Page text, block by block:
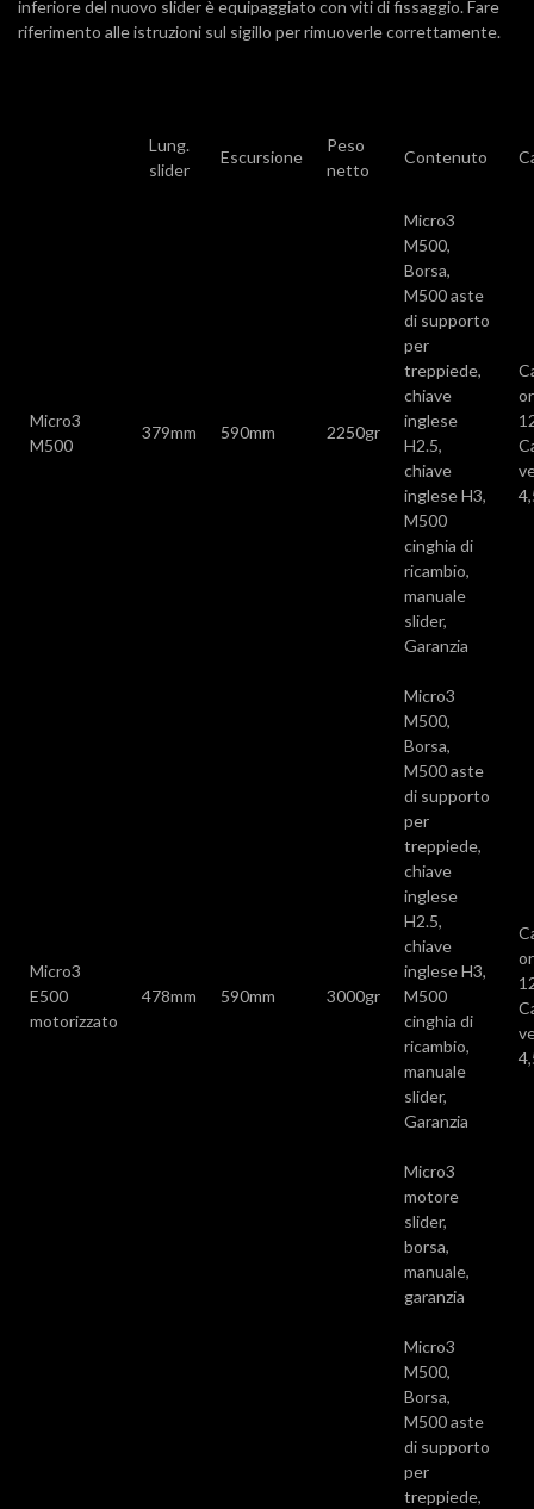
inferiore del nuovo slider è equipaggiato con viti di fissaggio. Fare
riferimento alle istruzioni sul sigillo per rimuoverle correttamente.
Lung.
slider
Escursione
Peso
netto
Contenuto
Micro3
M500
379mm 590mm 2250gr
Micro3
M500,
Borsa,
M500 aste
di supporto
per
treppiede,
chiave
inglese
H2.5,
chiave
inglese H3,
M500
cinghia di
ricambio,
manuale
slider,
Garanzia
Micro3
E500
motorizzato
478mm 590mm 3000gr
Micro3
M500,
Borsa,
M500 aste
di supporto
per
treppiede,
chiave
inglese
H2.5,
chiave
inglese H3,
M500
cinghia di
ricambio,
manuale
slider,
Garanzia
Micro3
motore
slider,
borsa,
manuale,
garanzia
Micro3
M500,
Borsa,
M500 aste
di supporto
per
treppiede,